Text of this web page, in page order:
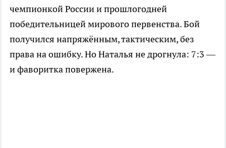
чемпионкой России и прошлогодней
победительницей мирового первенства. Бой
получился напряжённым, тактическим, без
права на ошибку. Но Наталья не дрогнула: 7:3 —
и фаворитка повержена.